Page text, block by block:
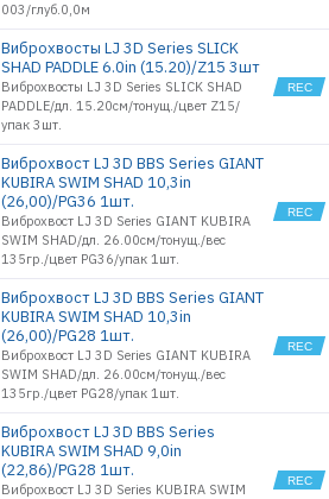
003/глуб.0,0м
Виброхвосты LJ 3D Series SLICK
SHAD PADDLE 6.0in (15.20)/Z15 3шт
Виброхвосты LJ 3D Series SLICK SHAD
PADDLE/дл. 15.20см/тонущ./цвет Z15/
упак 3шт.
Виброхвост LJ 3D BBS Series GIANT
KUBIRA SWIM SHAD 10,3in
(26,00)/PG36 1шт.
Виброхвост LJ 3D Series GIANT KUBIRA
SWIM SHAD/дл. 26.00см/тонущ./вес
135гр./цвет PG36/упак 1шт.
Виброхвост LJ 3D BBS Series GIANT
KUBIRA SWIM SHAD 10,3in
(26,00)/PG28 1шт.
Виброхвост LJ 3D Series GIANT KUBIRA
SWIM SHAD/дл. 26.00см/тонущ./вес
135гр./цвет PG28/упак 1шт.
Виброхвост LJ 3D BBS Series
KUBIRA SWIM SHAD 9,0in
(22,86)/PG28 1шт.
Виброхвост LJ 3D Series KUBIRA SWIM